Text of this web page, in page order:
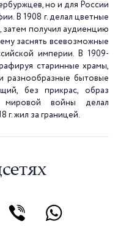
но и для России
В 1908 г. делал цветные
затем получил аудиенцию
заснять всевозможные
империи. В 1909-
старинные храмы,
разнообразные бытовые
без прикрас, образ
войны делал
г. жил за границей.